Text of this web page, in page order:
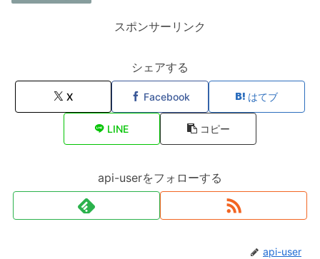
スポンサーリンク
シェアする
X Facebook はてブ
LINE コピー
api-userをフォローする
api-user